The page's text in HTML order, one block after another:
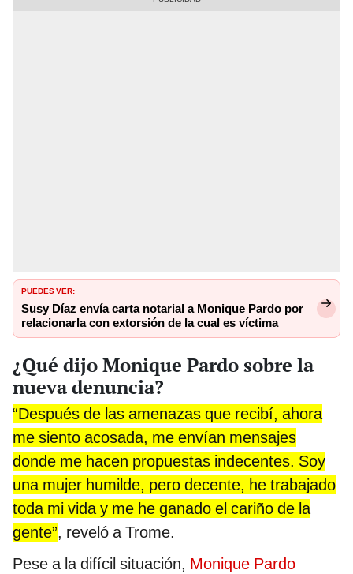
PUEDES VER:
Susy Díaz envía carta notarial a Monique Pardo por
relacionarla con extorsión de la cual es víctima
¿Qué dijo Monique Pardo sobre la
nueva denuncia?
“Después de las amenazas que recibí, ahora
me siento acosada, me envían mensajes
donde me hacen propuestas indecentes. Soy
una mujer humilde, pero decente, he trabajado
toda mi vida y me he ganado el cariño de la
gente”, reveló a Trome.
Pese a la difícil situación, Monique Pardo